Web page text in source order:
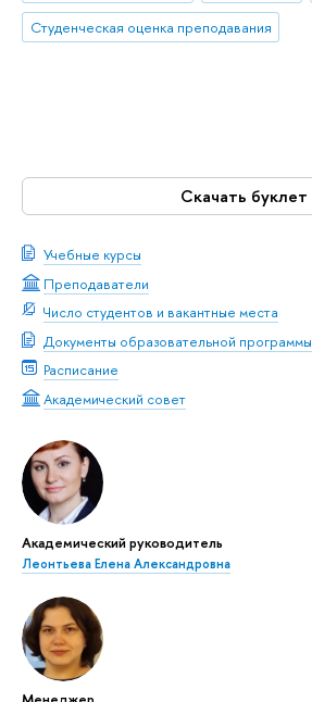
Скачать буклет
Учебные курсы
Преподаватели
Число студентов и вакантные места
Документы образовательной программы
Расписание
Академический совет
Академический руководитель
Леонтьева Елена Александровна
Студенческая оценка преподавания